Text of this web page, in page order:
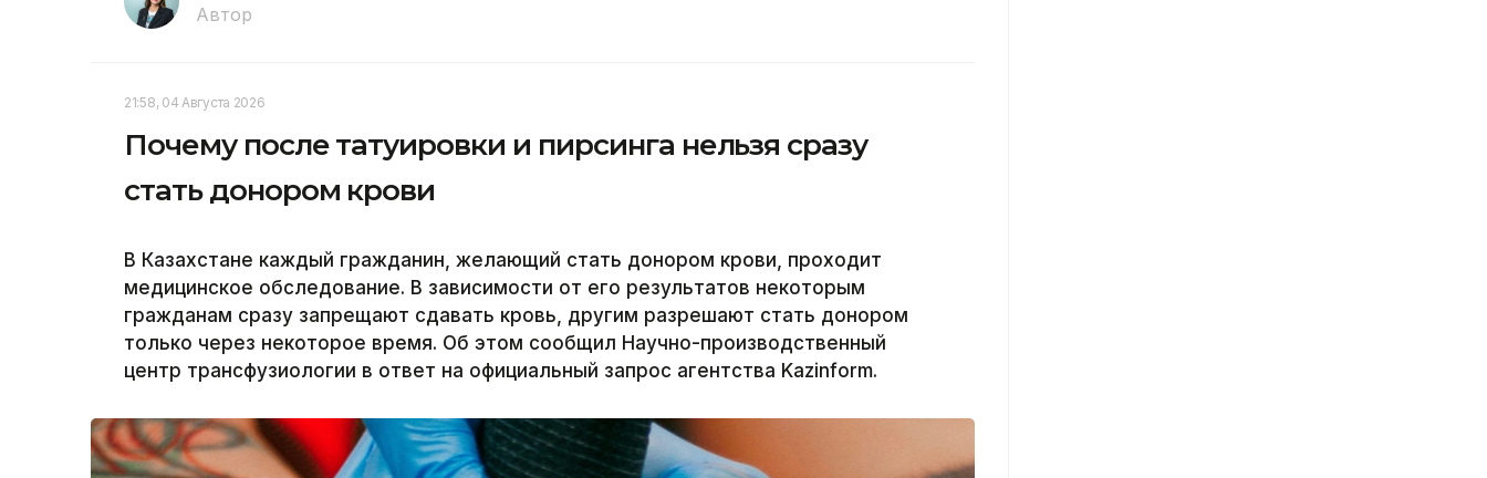
Автор
21:58, 04 Августа 2026
Почему после татуировки и пирсинга нельзя сразу
стать донором крови
В Казахстане каждый гражданин, желающий стать донором крови, проходит
медицинское обследование. В зависимости от его результатов некоторым
гражданам сразу запрещают сдавать кровь, другим разрешают стать донором
только через некоторое время. Об этом сообщил Научно-производственный
центр трансфузиологии в ответ на официальный запрос агентства Kazinform.